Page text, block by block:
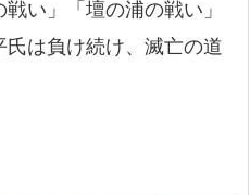
い」「壇の浦の戦い」
は負け続け、滅亡の道